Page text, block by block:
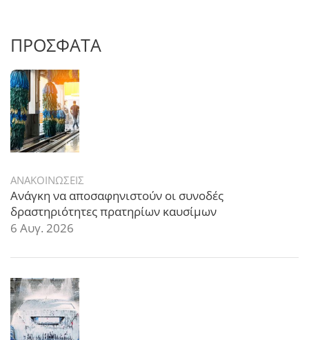
ΠΡΟΣΦΑΤΑ
ΑΝΑΚΟΙΝΩΣΕΙΣ
Ανάγκη να αποσαφηνιστούν οι συνοδές
δραστηριότητες πρατηρίων καυσίμων
6 Αυγ. 2026